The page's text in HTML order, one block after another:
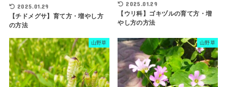
2025.01.29
【チドメグサ】育て方・増やし方
の方法
2025.01.29
【ウリ科】ゴキヅルの育て方・増
やし方の方法
山野草 山野草